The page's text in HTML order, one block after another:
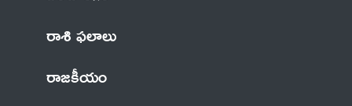
రాశి ఫలాలు
రాజకీయం